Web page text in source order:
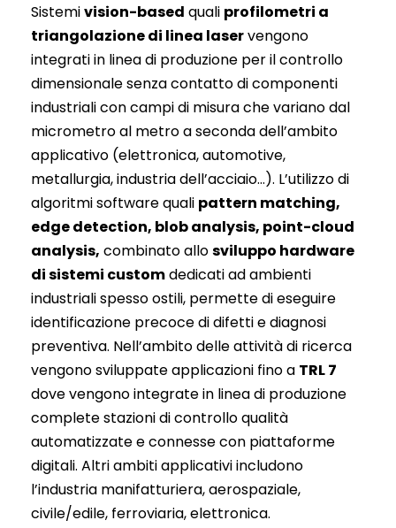
Sistemivision-based quali profilometri a
triangolazione di linea laservengono
integrati in linea di produzione per il controllo
dimensionale senza contatto di componenti
industriali con campi di misura che variano dal
micrometro al metro a seconda dell’ambito
applicativo (elettronica, automotive,
metallurgia, industria dell’acciaio…). L’utilizzo di
algoritmi software quali pattern matching,
edge detection, blob analysis, point-cloud
analysis, combinato allosviluppo hardware
di sistemi customdedicati ad ambienti
industriali spesso ostili, permette di eseguire
identificazione precoce di difetti e diagnosi
preventiva. Nell’ambito delle attività di ricerca
vengono sviluppate applicazioni fino a TRL 7
dove vengono integrate in linea di produzione
complete stazioni di controllo qualità
automatizzate e connesse con piattaforme
digitali. Altri ambiti applicativi includono
l’industria manifatturiera, aerospaziale,
civile/edile, ferroviaria, elettronica.